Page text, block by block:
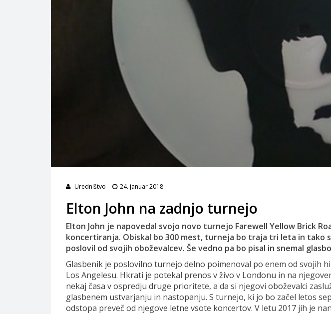
Uredništvo 24. januar 2018
Elton John na zadnjo turnejo
Elton John je napovedal svojo novo turnejo Farewell Yellow Brick
koncertiranja. Obiskal bo 300 mest, turneja bo traja tri leta in tako
poslovil od svojih oboževalcev. Še vedno pa bo pisal in snemal
Glasbenik je poslovilno turnejo delno poimenoval po enem od svojih
Los Angelesu. Hkrati je potekal prenos v živo v Londonu in na
nekaj časa v ospredju druge prioritete, a da si njegovi oboževalci
glasbenem ustvarjanju in nastopanju. S turnejo, ki jo bo začel letos
odstopa preveč od njegove letne vsote koncertov. V letu 2017 jih je